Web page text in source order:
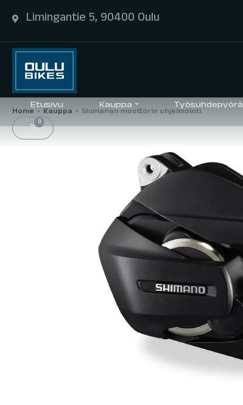
Limingantie 5, 90400 Oulu
Etusivu Kauppa Työsuhdepyörä
0
Home > Kauppa > Shimanon moottorin ohjelmointi